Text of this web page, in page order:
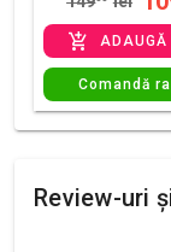
ADAUGĂ
Comandă
Review-uri